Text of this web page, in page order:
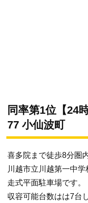
同率第1位【24
77 小仙波町
喜多院まで徒歩8分圏
川越市立川越第一中
走式平面駐車場です。
収容可能台数はは7台